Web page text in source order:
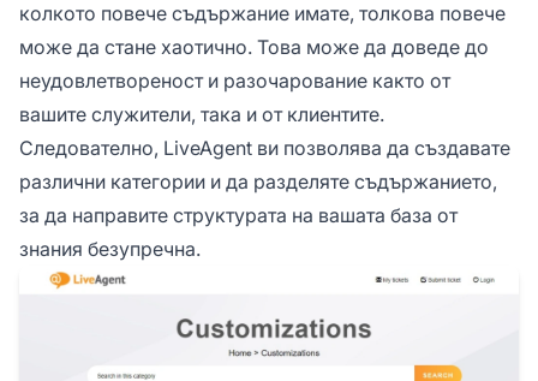
колкото повече съдържание имате, толкова повече
може да стане хаотично. Това може да доведе до
неудовлетвореност и разочарование както от
вашите служители, така и от клиентите.
Следователно, LiveAgent ви позволява да създавате
различни категории и да разделяте съдържанието,
за да направите структурата на вашата база от
знания безупречна.